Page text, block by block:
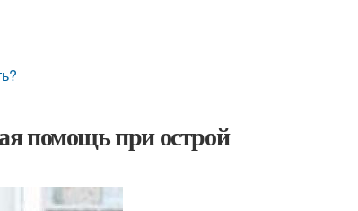
помощь при острой